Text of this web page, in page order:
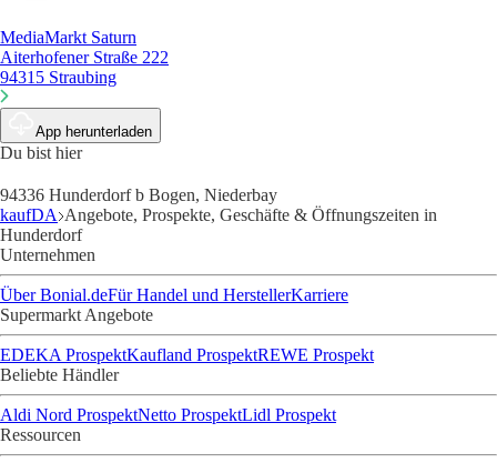
MediaMarkt Saturn
Aiterhofener Straße 222
94315 Straubing
App herunterladen
Du bist hier
94336 Hunderdorf b Bogen, Niederbay
kaufDA Angebote, Prospekte, Geschäfte & Öffnungszeiten in
Hunderdorf
Unternehmen
Über Bonial.deFür Handel und HerstellerKarriere
Supermarkt Angebote
EDEKA ProspektKaufland ProspektREWE Prospekt
Beliebte Händler
Aldi Nord ProspektNetto ProspektLidl Prospekt
Ressourcen